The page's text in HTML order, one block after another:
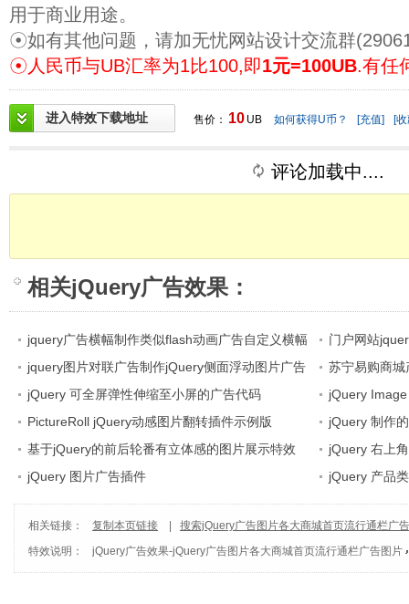
用于商业用途。
☉如有其他问题，请加无忧网站设计交流群
☉人民币与UB汇率为1比100,即1元=100UB.有任
进入特效下载地址 售价： 10 UB 如何获得U币？ [充值] [
评论加载中....
相关jQuery广告效果 ：
jquery广告横幅制作类似flash动画广告自定义横幅
通栏
门户网站
隐藏
jquery图片对联广告制作jQuery侧面浮动图片广告
苏宁易购商
jQuery 可全屏弹性伸缩至小屏的广告代码
jQuery
码
PictureRoll jQuery动感图片翻转插件示例版
jQuery 制作
基于jQuery的前后轮番有立体感的图片展示特效
jQuery 右上
jQuery 图片广告插件
jQuery 产品
相关链接： 复制本页链接
搜索jQuery广告图片各大商城首页流行通栏广
特效说明：
jQuery广告效果-jQuery广告图片各大商城首页流行通栏广告图片